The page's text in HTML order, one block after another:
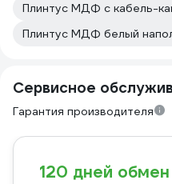
Плинтус МДФ с кабель-
Плинтус МДФ белый
Сервисное
Гарантия производителя
120 дней обмен